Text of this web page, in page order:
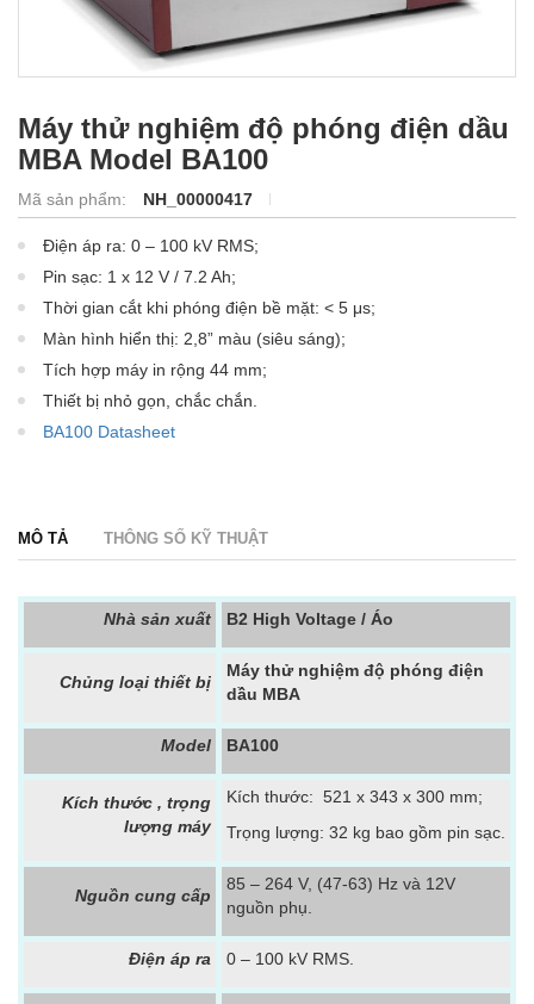
Máy thử nghiệm độ phóng điện dầu
MBA Model BA100
Mã sản phẩm: NH_00000417
Điện áp ra: 0 – 100 kV RMS;
Pin sạc: 1 x 12 V / 7.2 Ah;
Thời gian cắt khi phóng điện bề mặt: < 5 μs;
Màn hình hiển thị: 2,8” màu (siêu sáng);
Tích hợp máy in rộng 44 mm;
Thiết bị nhỏ gọn, chắc chắn.
BA100 Datasheet
MÔ TẢ THÔNG SỐ KỸ THUẬT
Nhà sản xuất B2 High Voltage / Áo
Chủng loại thiết bị
Máy thử nghiệm độ phóng điện
dầu MBA
Model BA100
Kích thước , trọng
lượng máy
Kích thước: 521 x 343 x 300 mm;
Trọng lượng: 32 kg bao gồm pin sạc.
Nguồn cung cấp
85 – 264 V, (47-63) Hz và 12V
nguồn phụ.
Điện áp ra 0 – 100 kV RMS.